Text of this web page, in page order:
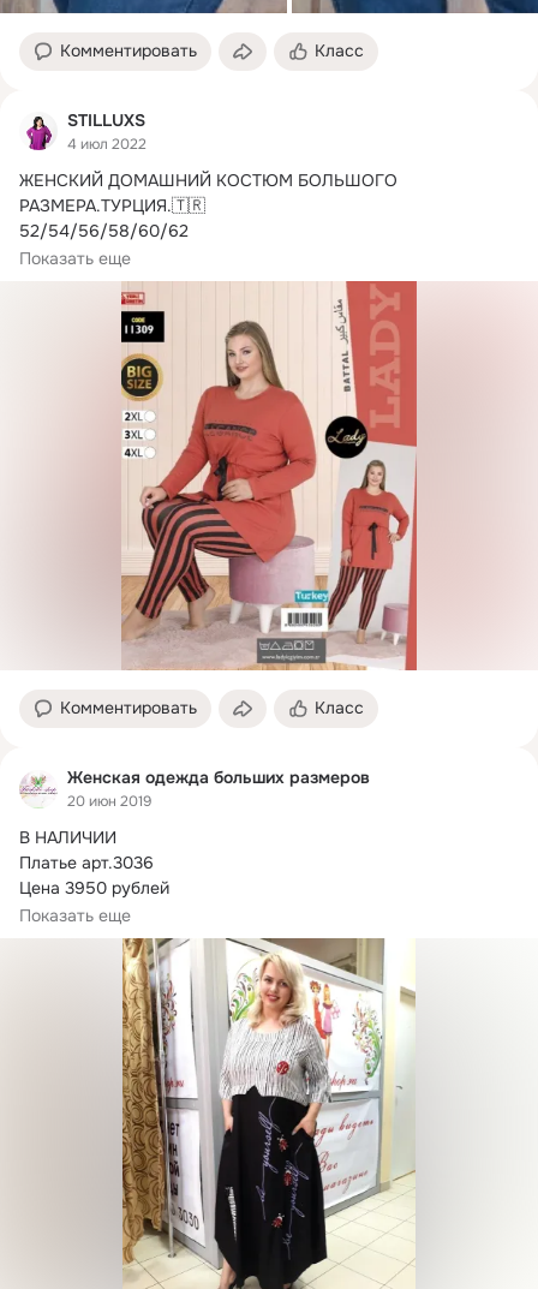
Комментировать Класс
STILLUXS
4 июл 2022
ЖЕНСКИЙ ДОМАШНИЙ КОСТЮМ БОЛЬШОГО
РАЗМЕРА.ТУРЦИЯ.🇹🇷
52/54/56/58/60/62
Красивый домашний костюм батал туника и лосины.
Костюм изготовлен...
Показать еще
Комментировать Класс
Женская одежда больших размеров
20 июн 2019
В НАЛИЧИИ
Платье арт.3036
Цена 3950 рублей
Размер 58 60 62
Стильное платье производства Турции
Состав ткани хлопок и вискоза
Показать еще